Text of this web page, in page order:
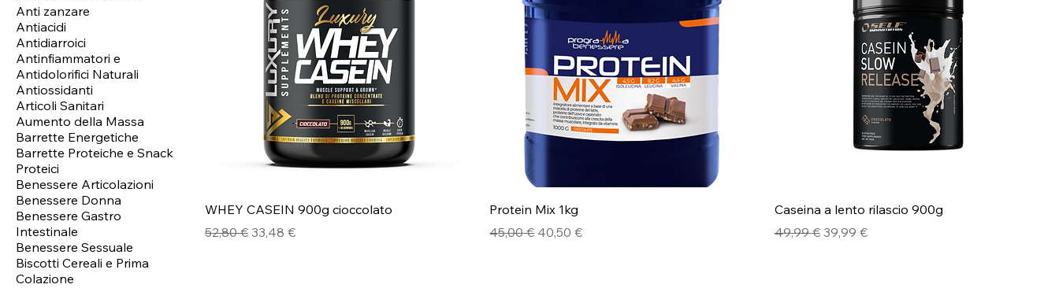
Anti zanzare
Antiacidi
Antidiarroici
Antinfiammatori e
Antidolorifici Naturali
Antiossidanti
Articoli Sanitari
Aumento della Massa
Barrette Energetiche
Barrette Proteiche e Snack
Proteici
Benessere Articolazioni
Benessere Donna
Benessere Gastro
Intestinale
Benessere Sessuale
Biscotti Cereali e Prima
Colazione
WHEY CASEIN 900g cioccolato
Prezzo regolare
52,80 € Prezzo scontato
33,48 €
Protein Mix 1kg
Prezzo regolare
45,00 € Prezzo scontato
40,50 €
Caseina a lento rilascio 900g
Prezzo regolare
49,99 € Prezzo scontato
39,99 €